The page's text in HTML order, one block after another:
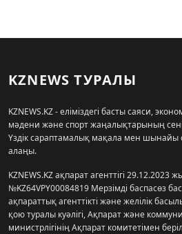
KZNEWS ТУРАЛЫ
KZNEWS.KZ - еліміздегі басты саяси,
мәдени және спорт жаңалықтарының
Үздік сараптамалық мақала мен шынайы
алаңы.
KZNEWS.KZ ақпарат агенттігі 29.12.2023
№KZ64VPY00084819 Мерзімді баспасөз
ақпараттық агенттікті және желілік
қою туралы куәлігі, Ақпарат және
министрлігінің Ақпарат комитетімен